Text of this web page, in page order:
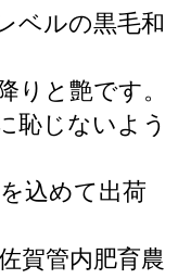
ベルの黒毛和
りと艶です。
恥じないよう
込めて出荷
賀管内肥育農